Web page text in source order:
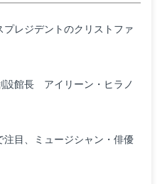
プレジデントのクリストファ
設館長 アイリーン・ヒラノ
注目、ミュージシャン・俳優